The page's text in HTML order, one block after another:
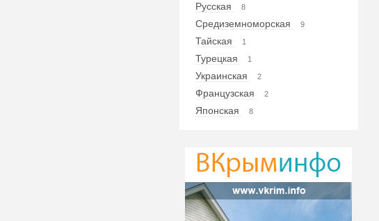
Русская 8
Средиземноморская 9
Тайская 1
Турецкая 1
Украинская 2
Французская 2
Японская 8